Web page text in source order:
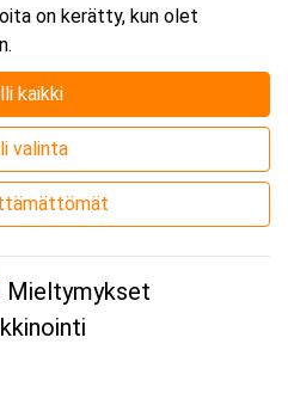
/ Valimotie 21 / 00380 Helsinki
on kerätty, kun olet
kaikki
valinta
Mieltymykset